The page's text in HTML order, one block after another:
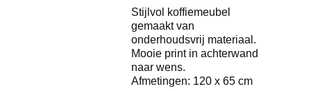
Stijlvol koffiemeubel
gemaakt van
onderhoudsvrij materiaal.
Mooie print in achterwand
naar wens.
Afmetingen: 120 x 65 cm